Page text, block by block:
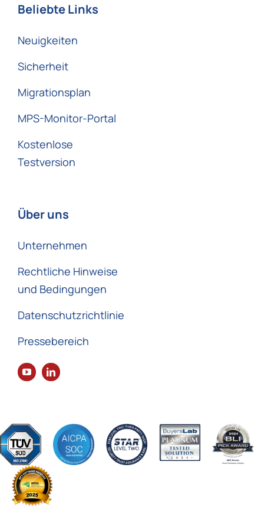
Beliebte Links
Neuigkeiten
Sicherheit
Migrationsplan
MPS-Monitor-Portal
Kostenlose
Testversion
Über uns
Unternehmen
Rechtliche Hinweise
und Bedingungen
Datenschutzrichtlinie
Pressebereich